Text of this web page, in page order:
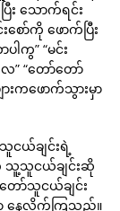
သောက်ရင်း
ော်ကို ဖောက်ပြီး
ါကွ” “မင်း
ေ” “တော်တော်
းကဖောက်သွားမှာ
ငယ်ချင်းရဲ့
သူ့သူငယ်ချင်းဆို
ာ်သူငယ်ချင်း
ာ နေလိုက်ကြသည်။